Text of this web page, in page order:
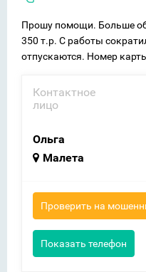
Прошу помощи. Больше
350 т.р. С работы
отпускаются. Номер
Контактное
лицо
Ольга
Малета
Проверить на
Показать телефон